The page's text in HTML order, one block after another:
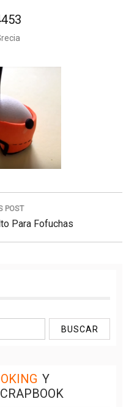
POST
Para Fofuchas
Y